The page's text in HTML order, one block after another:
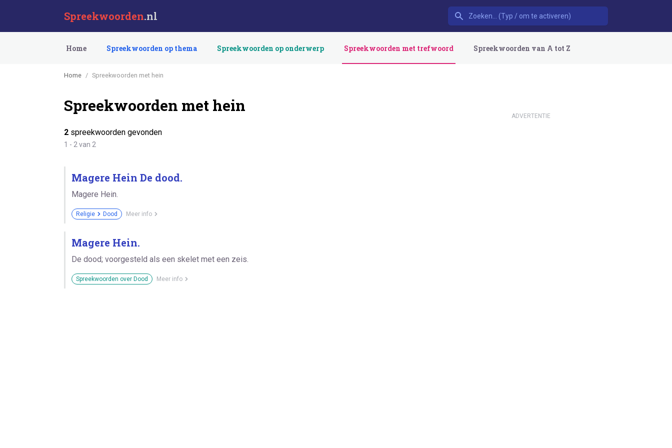
Spreekwoorden.nl
Home Spreekwoorden op thema Spreekwoorden op onderwerp Spreekwoorden met trefwoord Spreekwoorden van A tot Z
Home Spreekwoorden met hein
Spreekwoorden met hein
2 spreekwoorden gevonden
1 - 2 van 2
Magere Hein De dood.
Magere Hein.
Religie Dood Meer info
Magere Hein.
De dood; voorgesteld als een skelet met een zeis.
Spreekwoorden over Dood Meer info
ADVERTENTIE